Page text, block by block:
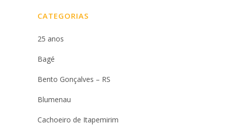
CATEGORIAS
25 anos
Bagé
Bento Gonçalves – RS
Blumenau
Cachoeiro de Itapemirim